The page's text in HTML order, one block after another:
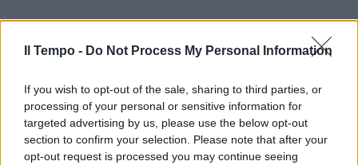
Il Tempo - Do Not Process My Personal Information
If you wish to opt-out of the sale, sharing to third parties, or
processing of your personal or sensitive information for
targeted advertising by us, please use the below opt-out
section to confirm your selection. Please note that after your
opt-out request is processed you may continue seeing